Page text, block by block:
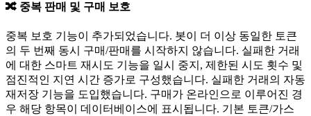
🔀 중복 판매 및 구매 보호
중복 보호 기능이 추가되었습니다. 봇이 더 이상 동일한 토큰
의 두 번째 동시 구매/판매를 시작하지 않습니다. 실패한 거래
에 대한 스마트 재시도 기능을 일시 중지, 제한된 시도 횟수 및
점진적인 지연 시간 증가로 구성했습니다. 실패한 거래의 자동
재저장 기능을 도입했습니다. 구매가 온라인으로 이루어진 경
우 해당 항목이 데이터베이스에 표시됩니다. 기본 토큰/가스